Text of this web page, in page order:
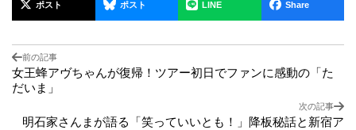
ポスト ポスト LINE Share
前の記事
女王蜂アヴちゃんが復帰！ツアー初日でファンに感動の「た
だいま」
次の記事
明石家さんまが語る「笑っていいとも！」降板秘話と新宿ア